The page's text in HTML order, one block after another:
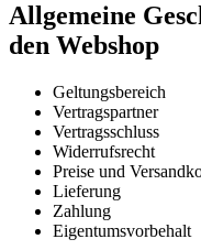
Allgemeine
den Webshop
Geltungsbereich
Vertragspartner
Vertragsschluss
Widerrufsrecht
Preise und
Lieferung
Zahlung
Eigentumsvorbehalt